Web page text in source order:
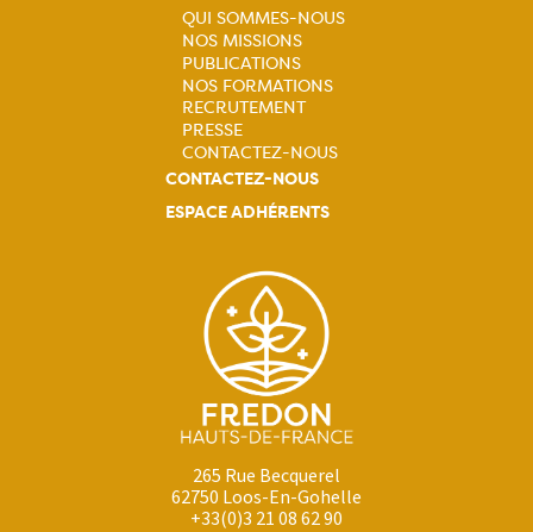
Navigation
principale
QUI SOMMES-NOUS
NOS MISSIONS
PUBLICATIONS
NOS FORMATIONS
RECRUTEMENT
PRESSE
CONTACTEZ-NOUS
CONTACTEZ-NOUS
ESPACE ADHÉRENTS
265 Rue Becquerel
62750 Loos-En-Gohelle
+33(0)3 21 08 62 90